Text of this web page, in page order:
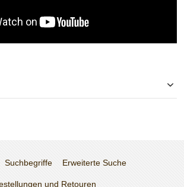
Suchbegriffe Erweiterte Suche
und Retouren